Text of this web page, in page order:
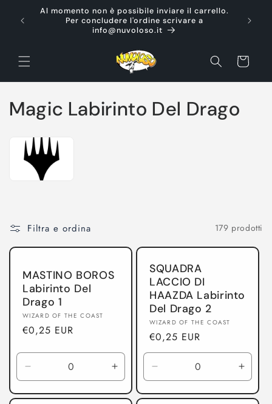
direttamente
ai contenuti
Al momento non è possibile inviare il carrello.
Per concludere l'ordine scrivare a
info@nuvoloso.it
Carrello
C
z
i
Magic Labirinto Del Drago
Filtra e ordina 179 prodotti
MASTINO BOROS
Labirinto Del
Drago 1
Produttore:
WIZARD OF THE COAST
Prezzo
€0,25 EUR
Diminuisci
quantità
per
Aumenta
quantità
per
SQUADRA
LACCIO DI
HAAZDA Labirinto
Del Drago 2
Produttore:
WIZARD OF THE COAST
Prezzo
di
listino
€0,25 EUR
Diminuisci
quantità
per
per